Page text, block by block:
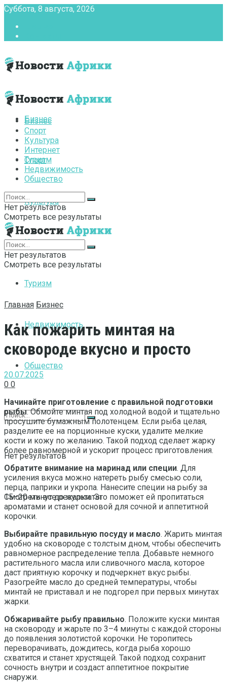
Суббота, 8 августа, 2026
Бизнес
Спорт
Культура
Интернет
Туризм
Недвижимость
Общество
Нет результатов
Смотреть все результаты
Бизнес
Спорт
Культура
Интернет
Туризм
Недвижимость
Общество
Нет результатов
Смотреть все результаты
Нет результатов
Смотреть все результаты
Главная Бизнес
Как пожарить минтая на
сковороде вкусно и просто
20.07.2025
0 0
Начинайте приготовление с правильной подготовки
рыбы. Обмойте минтая под холодной водой и тщательно
просушите бумажным полотенцем. Если рыба целая,
разделите ее на порционные куски, удалите мелкие
кости и кожу по желанию. Такой подход сделает жарку
более равномерной и ускорит процесс приготовления.
Обратите внимание на маринад или специи. Для
усиления вкуса можно натереть рыбу смесью соли,
перца, паприки и укропа. Нанесите специи на рыбу за
15–20 минут до жарки. Это поможет ей пропитаться
ароматами и станет основой для сочной и аппетитной
корочки.
Выбирайте правильную посуду и масло. Жарить минтая
удобно на сковороде с толстым дном, чтобы обеспечить
равномерное распределение тепла. Добавьте немного
растительного масла или сливочного масла, которое
даст приятную корочку и подчеркнет вкус рыбы.
Разогрейте масло до средней температуры, чтобы
минтай не приставал и не подгорел при первых минутах
жарки.
Обжаривайте рыбу правильно. Положите куски минтая
на сковороду и жарьте по 3–4 минуты с каждой стороны
до появления золотистой корочки. Не торопитесь
переворачивать, дождитесь, когда рыба хорошо
схватится и станет хрустящей. Такой подход сохранит
сочность внутри и создаст аппетитное покрытие
снаружи.